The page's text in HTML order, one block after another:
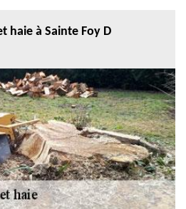
haie à Sainte Foy D